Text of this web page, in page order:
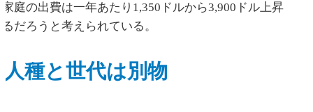
庭の出費は一年あたり1,350ドルから3,900ドル上昇
だろうと考えられている。
人種と世代は別物